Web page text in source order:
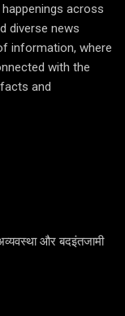
across
diverse news
information, where
with the
and
और बदइंतजामी